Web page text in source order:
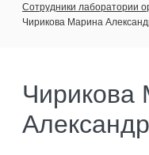
ГЛАВНАЯ
РУКОВОДСТВО
СТРУКТУРА
ЛАБОРАТОРИИ
НАУЧНО-
ПРОЕКТЫ
Сотрудники лаборатории
Чирикова Марина
Чирикова